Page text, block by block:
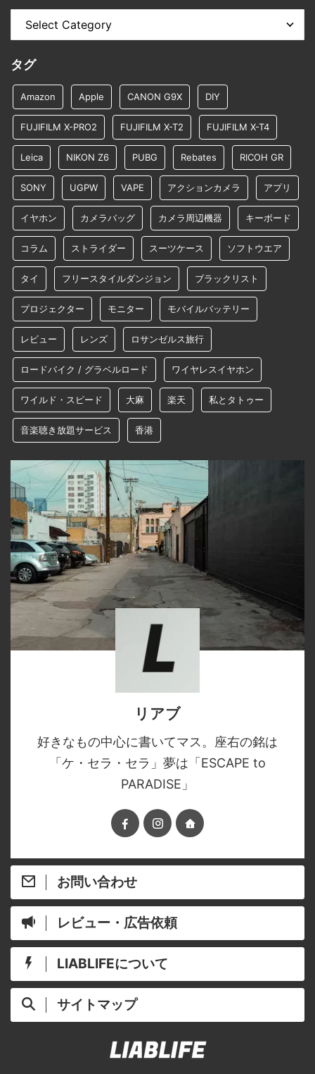
タグ
Amazon Apple CANON G9X DIY
FUJIFILM X-PRO2 FUJIFILM X-T2 FUJIFILM X-T4
Leica NIKON Z6 PUBG Rebates RICOH GR
SONY UGPW VAPE アクションカメラ アプリ
イヤホン カメラバッグ カメラ周辺機器 キーボード
コラム ストライダー スーツケース ソフトウエア
タイ フリースタイルダンジョン ブラックリスト
プロジェクター モニター モバイルバッテリー
レビュー レンズ ロサンゼルス旅行
ロードバイク / グラベルロード ワイヤレスイヤホン
ワイルド・スピード 大麻 楽天 私とタトゥー
音楽聴き放題サービス 香港
リアブ
好きなもの中心に書いてマス。座右の銘は
「ケ・セラ・セラ」夢は「ESCAPE to
PARADISE」
お問い合わせ
レビュー・広告依頼
LIABLIFEについて
サイトマップ